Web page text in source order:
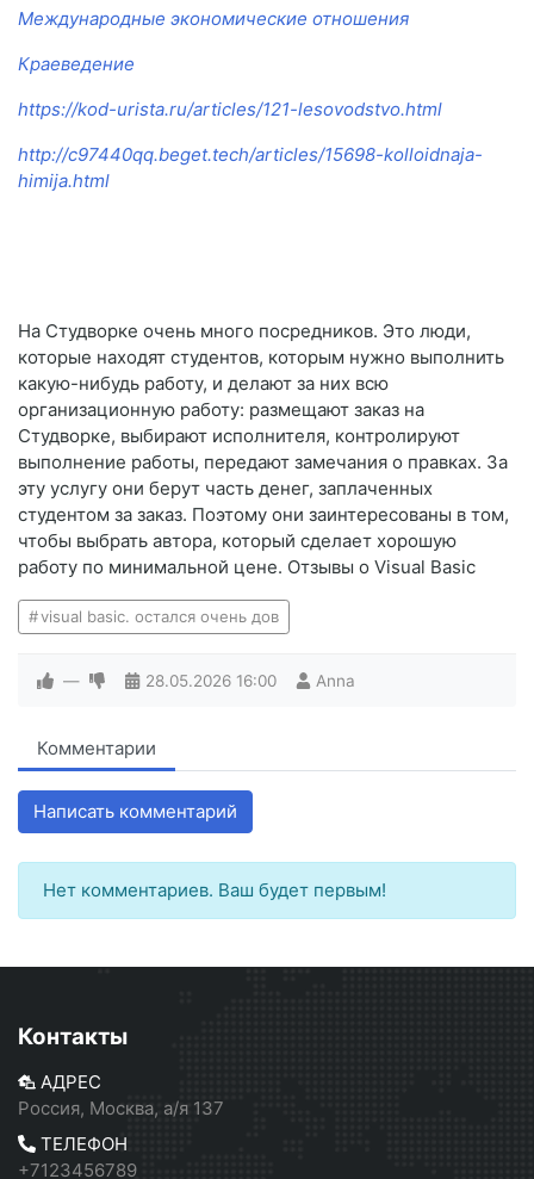
Международные экономические отношения
Краеведение
https://kod-urista.ru/articles/121-lesovodstvo.html
http://c97440qq.beget.tech/articles/15698-kolloidnaja-
himija.html
На Студворке очень много посредников. Это люди,
которые находят студентов, которым нужно выполнить
какую-нибудь работу, и делают за них всю
организационную работу: размещают заказ на
Студворке, выбирают исполнителя, контролируют
выполнение работы, передают замечания о правках. За
эту услугу они берут часть денег, заплаченных
студентом за заказ. Поэтому они заинтересованы в том,
чтобы выбрать автора, который сделает хорошую
работу по минимальной цене. Отзывы о Visual Basic
visual basic. остался очень дов
— 28.05.2026 16:00 Anna
Комментарии
Написать комментарий
Нет комментариев. Ваш будет первым!
Контакты
АДРЕС
Россия, Москва, а/я 137
ТЕЛЕФОН
+7123456789